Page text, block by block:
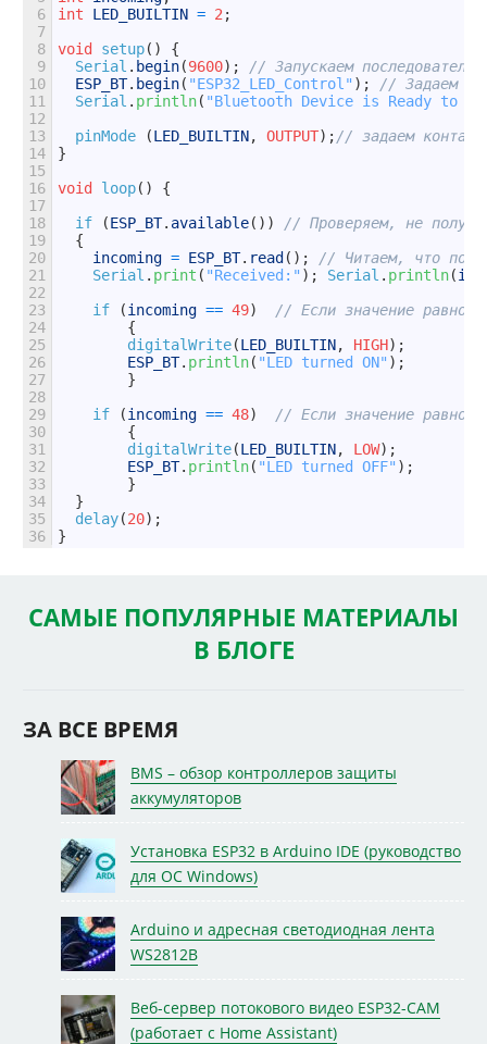
6
7
8
9
10
11
12
13
14
15
16
17
18
19
20
21
22
23
24
25
26
27
28
29
30
31
32
33
34
35
36
int
LED_BUILTIN = 2 ;
void setup( )
{
Serial . begin(9600) ;
// Запускаем
ESP_BT. begin( "ESP32_LED_Control" ) ;
// Задаем
Serial . println( "Bluetooth Device is Ready to
pinMode
(LED_BUILTIN, OUTPUT) ; // задаем контакт
}
void loop( )
{
if
(ESP_BT. available( ) )
// Проверяем, не
{
incoming = ESP_BT. read( ) ;
// Читаем, что
Serial . print ( "Received:" ) ; Serial . println(
if
(incoming == 49)
// Если значение равно
{
digitalWrite(LED_BUILTIN, HIGH) ;
ESP_BT. println( "LED turned ON" ) ;
}
if
(incoming == 48)
// Если значение равно
{
digitalWrite(LED_BUILTIN, LOW) ;
ESP_BT. println( "LED turned OFF" ) ;
}
}
delay(20) ;
}
САМЫЕ ПОПУЛЯРНЫЕ МАТЕРИАЛЫ
В БЛОГЕ
ЗА ВСЕ ВРЕМЯ
BMS – обзор контроллеров защиты
аккумуляторов
Установка ESP32 в Arduino IDE (руководство
для ОС Windows)
Arduino и адресная светодиодная лента
WS2812B
Веб-сервер потокового видео ESP32-CAM
(работает с Home Assistant)